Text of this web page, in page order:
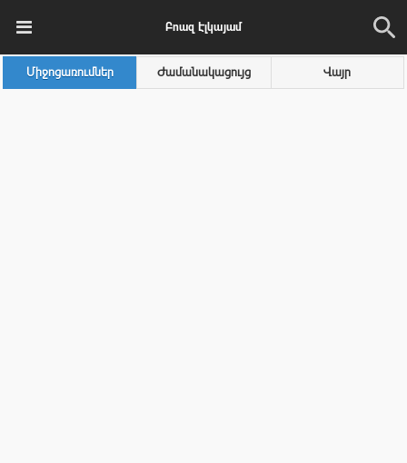
Բոազ Էլկայամ
Միջոցառումներ Ժամանակացույց Վայր